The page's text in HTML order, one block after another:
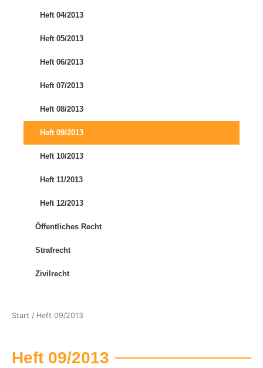
Heft 04/2013
Heft 05/2013
Heft 06/2013
Heft 07/2013
Heft 08/2013
Heft 09/2013
Heft 10/2013
Heft 11/2013
Heft 12/2013
Öffentliches Recht
Strafrecht
Zivilrecht
Start / Heft 09/2013
Heft 09/2013